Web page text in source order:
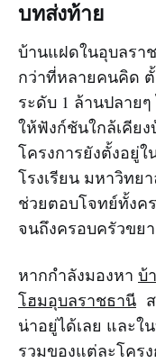
บทส่งท้าย
บ้านแฝดในอุบลรา
กว่าที่หลายคนคิด ตั้
ระดับ 1 ล้านปลาย
ให้ฟังก์ชันใกล้เคีย
โครงการยังตั้งอยู่ใ
โรงเรียน มหาวิทย
ช่วยตอบโจทย์ทั้งค
จนถึงครอบครัวขย
หากกำลังมองหา บ้
โฮมอุบลราชธานี
น่าอยู่ได้เลย และใ
รวมของแต่ละโคร